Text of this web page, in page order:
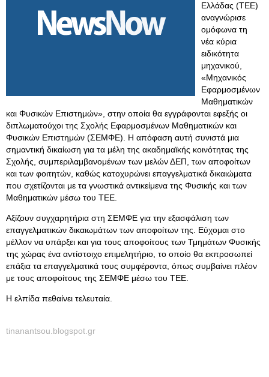
Ελλάδας (ΤΕΕ)
αναγνώρισε
ομόφωνα τη
νέα κύρια
ειδικότητα
μηχανικού,
«Μηχανικός
Εφαρμοσμένων
Μαθηματικών
και Φυσικών Επιστημών», στην οποία θα εγγράφονται εφεξής οι
διπλωματούχοι της Σχολής Εφαρμοσμένων Μαθηματικών και
Φυσικών Επιστημών (ΣΕΜΦΕ). Η απόφαση αυτή συνιστά μια
σημαντική δικαίωση για τα μέλη της ακαδημαϊκής κοινότητας της
Σχολής, συμπεριλαμβανομένων των μελών ΔΕΠ, των αποφοίτων
και των φοιτητών, καθώς κατοχυρώνει επαγγελματικά δικαιώματα
που σχετίζονται με τα γνωστικά αντικείμενα της Φυσικής και των
Μαθηματικών μέσω του ΤΕΕ.
Αξίζουν συγχαρητήρια στη ΣΕΜΦΕ για την εξασφάλιση των
επαγγελματικών δικαιωμάτων των αποφοίτων της. Εύχομαι στο
μέλλον να υπάρξει και για τους αποφοίτους των Τμημάτων Φυσικής
της χώρας ένα αντίστοιχο επιμελητήριο, το οποίο θα εκπροσωπεί
επάξια τα επαγγελματικά τους συμφέροντα, όπως συμβαίνει πλέον
με τους αποφοίτους της ΣΕΜΦΕ μέσω του ΤΕΕ.
Η ελπίδα πεθαίνει τελευταία.
tinanantsou.blogspot.gr